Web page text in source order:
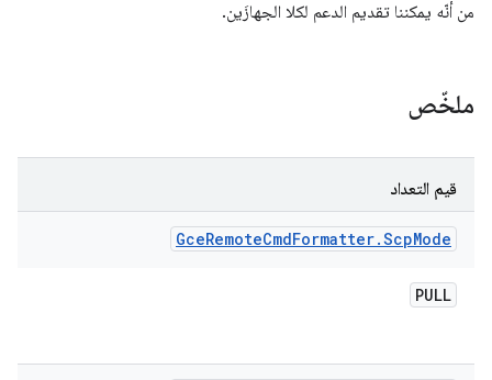
من أنّه يمكننا تقديم الدعم لكلا الجهازَين.
ملخّص
قيم التعداد
GceRemoteCmdFormatter.ScpMode
PULL